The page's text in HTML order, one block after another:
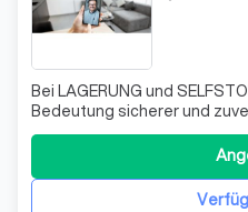
Bei LAGERUNG und
Bedeutung sicherer und
Ihre wertvollen Güter. Mit
der Branche bieten wir eine
Lagermöglichkeiten, die von
Selfstorage bis hin zur